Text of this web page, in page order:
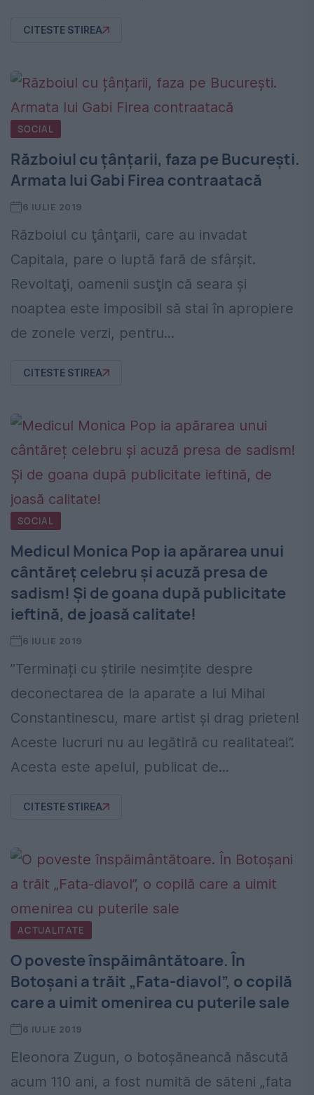
CITESTE STIREA
SOCIAL
Războiul cu țânțarii, faza pe București.
Armata lui Gabi Firea contraatacă
6 IULIE 2019
Războiul cu ţânţarii, care au invadat
Capitala, pare o luptă fară de sfârşit.
Revoltaţi, oamenii susţin că seara şi
noaptea este imposibil să stai în apropiere
de zonele verzi, pentru...
CITESTE STIREA
SOCIAL
Medicul Monica Pop ia apărarea unui
cântăreț celebru și acuză presa de
sadism! Și de goana după publicitate
ieftină, de joasă calitate!
6 IULIE 2019
”Terminați cu știrile nesimțite despre
deconectarea de la aparate a lui Mihai
Constantinescu, mare artist și drag prieten!
Aceste lucruri nu au legătiră cu realitatea!”.
Acesta este apelul, publicat de...
CITESTE STIREA
ACTUALITATE
O poveste înspăimântătoare. În
Botoşani a trăit „Fata-diavol”, o copilă
care a uimit omenirea cu puterile sale
6 IULIE 2019
Eleonora Zugun, o botoşăneancă născută
acum 110 ani, a fost numită de săteni „fata